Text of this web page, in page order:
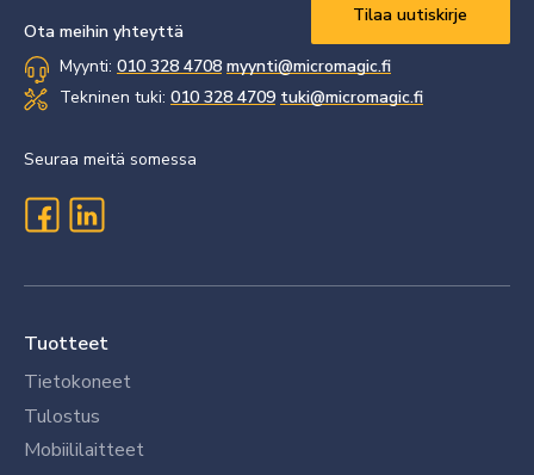
Ota meihin yhteyttä
Myynti: 010 328 4708 myynti@micromagic.fi
Tekninen tuki: 010 328 4709 tuki@micromagic.fi
Seuraa meitä somessa
Tuotteet
Tietokoneet
Tulostus
Mobiililaitteet